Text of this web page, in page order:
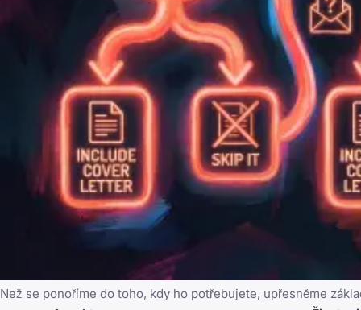
Než se ponoříme do toho, kdy ho potřebujete, upřesněme